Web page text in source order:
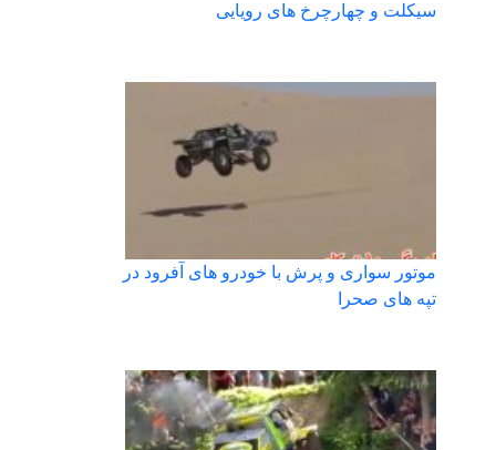
سیکلت و چهارچرخ های رویایی
موتور سواری و پرش با خودرو های آفرود در
تپه های صحرا